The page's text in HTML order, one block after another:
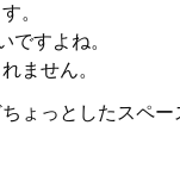
。
ですよね。
ません。
ょっとしたスペー